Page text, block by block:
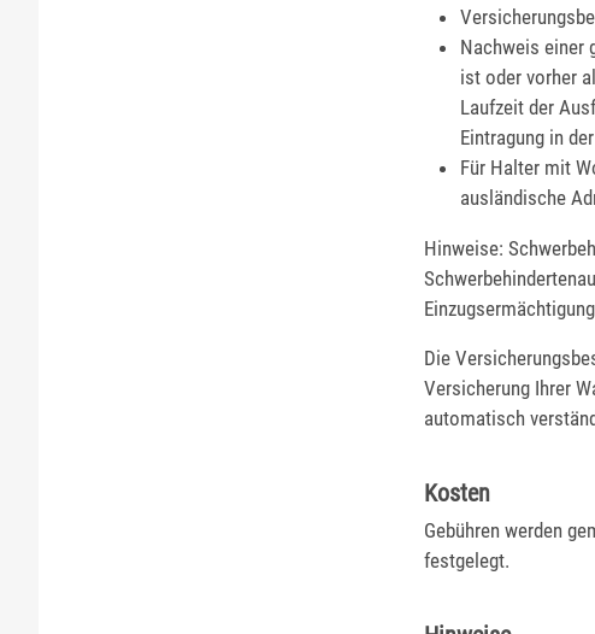
Nachweis einer
ist oder vorher
Laufzeit der
Eintragung in
Für Halter mit
ausländische
Hinweise:
Die
Versicherung Ihrer
automatisch
Kosten
Gebühren werden
festgelegt.